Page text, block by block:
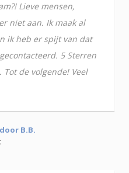
Lieve mensen,
niet aan. Ik maak al
ik heb er spijt van dat
5 Sterren
de volgende! Veel
door B.B.